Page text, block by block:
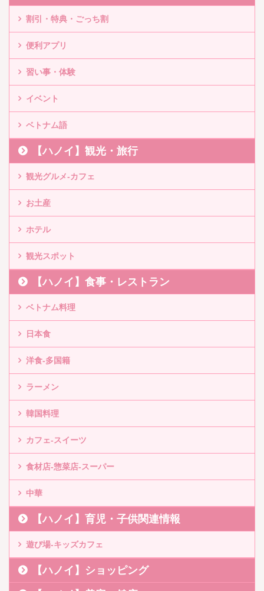
割引・特典・ごっち割
便利アプリ
習い事・体験
イベント
ベトナム語
【ハノイ】観光・旅行
観光グルメ-カフェ
お土産
ホテル
観光スポット
【ハノイ】食事・レストラン
ベトナム料理
日本食
洋食-多国籍
ラーメン
韓国料理
カフェ-スイーツ
食材店-惣菜店-スーパー
中華
【ハノイ】育児・子供関連情報
遊び場-キッズカフェ
【ハノイ】ショッピング